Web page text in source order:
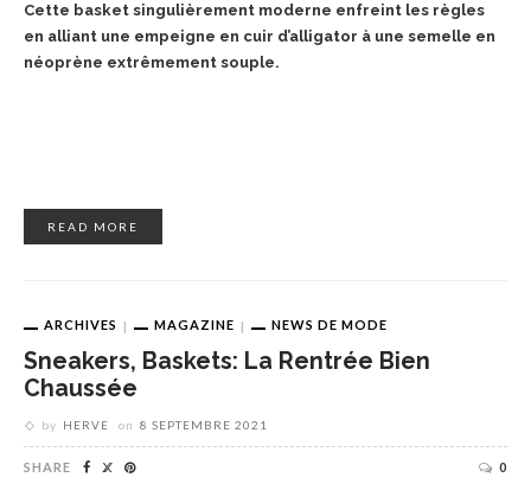
Cette basket singulièrement moderne enfreint les règles
en alliant une empeigne en cuir d’alligator à une semelle en
néoprène extrêmement souple.
READ MORE
ARCHIVES MAGAZINE NEWS DE MODE
Sneakers, Baskets: La Rentrée Bien
Chaussée
by HERVE on 8 SEPTEMBRE 2021
SHARE 0